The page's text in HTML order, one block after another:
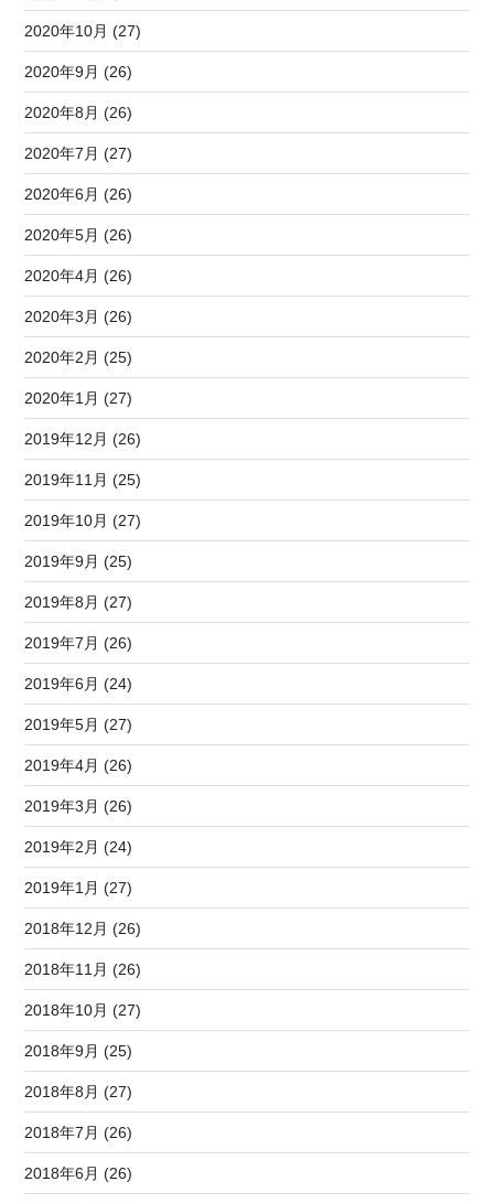
2020年10月 (27)
2020年9月 (26)
2020年8月 (26)
2020年7月 (27)
2020年6月 (26)
2020年5月 (26)
2020年4月 (26)
2020年3月 (26)
2020年2月 (25)
2020年1月 (27)
2019年12月 (26)
2019年11月 (25)
2019年10月 (27)
2019年9月 (25)
2019年8月 (27)
2019年7月 (26)
2019年6月 (24)
2019年5月 (27)
2019年4月 (26)
2019年3月 (26)
2019年2月 (24)
2019年1月 (27)
2018年12月 (26)
2018年11月 (26)
2018年10月 (27)
2018年9月 (25)
2018年8月 (27)
2018年7月 (26)
2018年6月 (26)